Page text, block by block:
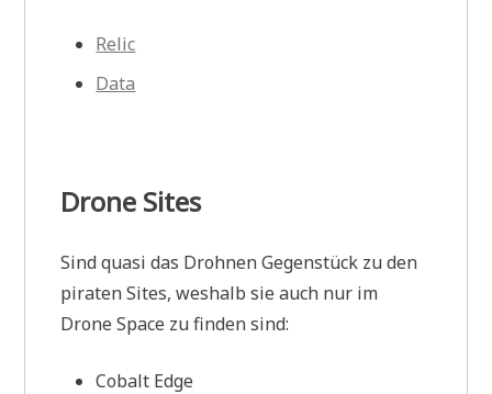
Relic
Data
Drone Sites
Sind quasi das Drohnen Gegenstück zu den
piraten Sites, weshalb sie auch nur im
Drone Space zu finden sind:
Cobalt Edge